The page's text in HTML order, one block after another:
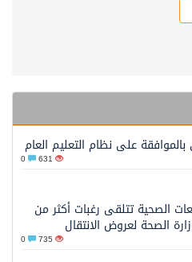
على نظام التعليم العام
631
الصحية تتلقى رغبات أكثر من
735